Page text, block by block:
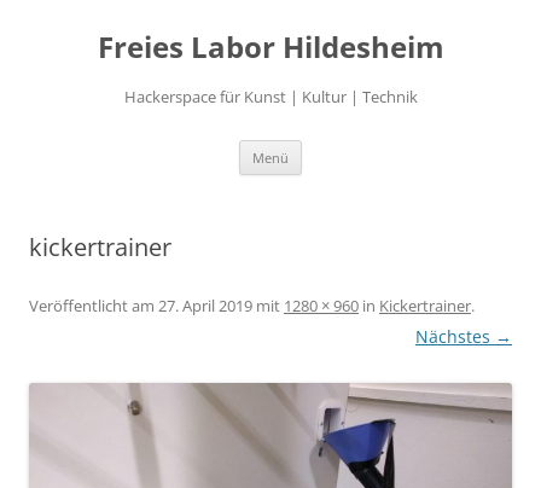
Freies Labor Hildesheim
Hackerspace für Kunst | Kultur | Technik
Menü
kickertrainer
Veröffentlicht am 27. April 2019 mit 1280 × 960 in Kickertrainer.
Nächstes →